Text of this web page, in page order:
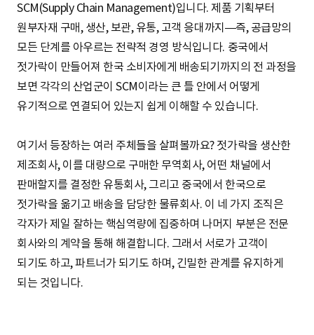
SCM(Supply Chain Management)입니다. 제품 기획부터
원부자재 구매, 생산, 보관, 유통, 고객 응대까지—즉, 공급망의
모든 단계를 아우르는 전략적 경영 방식입니다. 중국에서
젓가락이 만들어져 한국 소비자에게 배송되기까지의 전 과정을
보면 각각의 산업군이 SCM이라는 큰 틀 안에서 어떻게
유기적으로 연결되어 있는지 쉽게 이해할 수 있습니다.
여기서 등장하는 여러 주체들을 살펴볼까요? 젓가락을 생산한
제조회사, 이를 대량으로 구매한 무역회사, 어떤 채널에서
판매할지를 결정한 유통회사, 그리고 중국에서 한국으로
젓가락을 옮기고 배송을 담당한 물류회사. 이 네 가지 조직은
각자가 제일 잘하는 핵심역량에 집중하며 나머지 부분은 전문
회사와의 계약을 통해 해결합니다. 그래서 서로가 고객이
되기도 하고, 파트너가 되기도 하며, 긴밀한 관계를 유지하게
되는 것입니다.